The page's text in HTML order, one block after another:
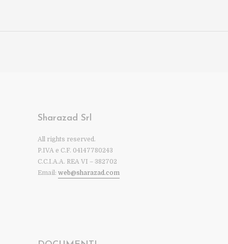
Sharazad Srl
All rights reserved.
P.IVA e C.F. 04147780243
C.C.I.A.A. REA VI – 382702
Email: web@sharazad.com